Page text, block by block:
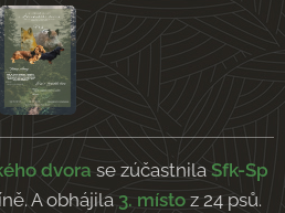
dvora se zúčastnila Sfk-Sp
A obhájila3. místo z 24 psů.